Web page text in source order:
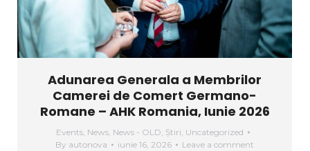
Adunarea Generala a Membrilor
Camerei de Comert Germano-
Romane – AHK Romania, Iunie 2026
Events, News, News - OLD, Știri, Uncategorized
By autonova iunie 16, 2026 Leave a comment